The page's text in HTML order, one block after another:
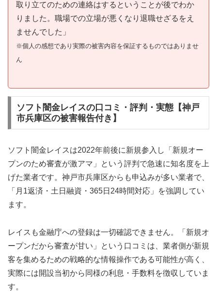
取り立てのための連絡はするということが後でわか
りました。職場での立場が悪くなり退職せざるをえ
ませんでした」
※個人の感想であり実際の被害内容を保証するものではありませ
ん
ソフト闇金レイスの口コミ・評判・実態【神戸
市兵庫区の被害報告付き】
ソフト闇金レイスは2022年前後に新規参入し「新規オー
プンのため審査が激アマ」という評判で急速に知名度を上
げた業者です。神戸市兵庫区からも申込みが多い業者で、
「月1返済・土日融資・365日24時間対応」を強調してい
ます。
レイスも金融庁への登録は一切確認できません。「新規オ
ープンだから審査が甘い」という口コミは、業者側が新規
客を集めるための戦略的な情報操作である可能性が高く、
実際には開設当初から同様の利息・手数料を徴収していま
す。